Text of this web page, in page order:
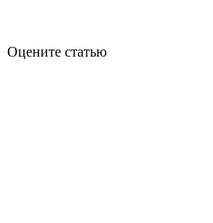
Оцените статью